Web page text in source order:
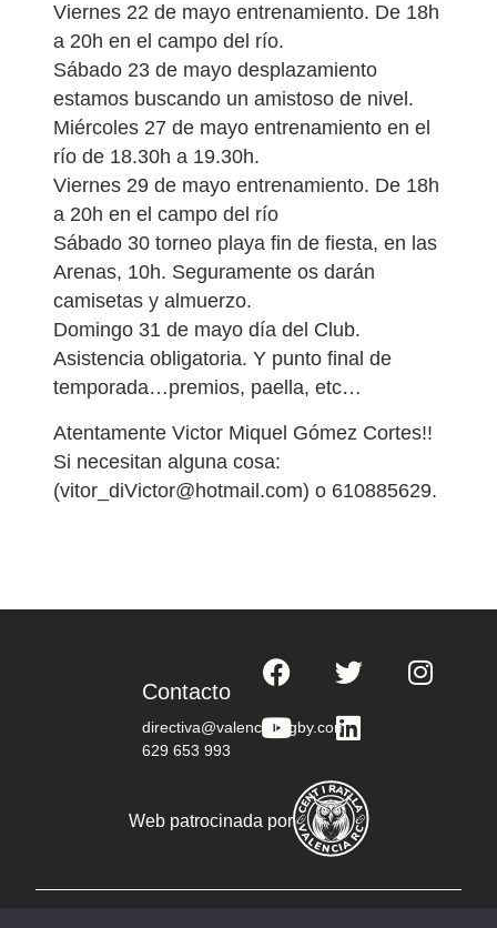
Viernes 22 de mayo entrenamiento. De 18h
a 20h en el campo del río.
Sábado 23 de mayo desplazamiento
estamos buscando un amistoso de nivel.
Miércoles 27 de mayo entrenamiento en el
río de 18.30h a 19.30h.
Viernes 29 de mayo entrenamiento. De 18h
a 20h en el campo del río
Sábado 30 torneo playa fin de fiesta, en las
Arenas, 10h. Seguramente os darán
camisetas y almuerzo.
Domingo 31 de mayo día del Club.
Asistencia obligatoria. Y punto final de
temporada…premios, paella, etc…
Atentamente Victor Miquel Gómez Cortes!!
Si necesitan alguna cosa:
(vitor_diVictor@hotmail.com) o 610885629.
Contacto
directiva@valenciarugby.com
629 653 993
Web patrocinada por